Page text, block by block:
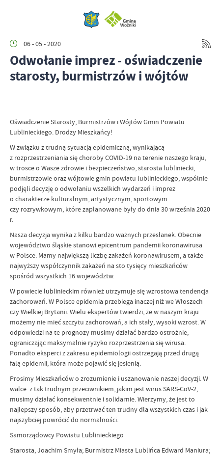
06 - 05 - 2020
Odwołanie imprez - oświadczenie
starosty, burmistrzów i wójtów
Oświadczenie Starosty, Burmistrzów i Wójtów Gmin Powiatu
Lublinieckiego. Drodzy Mieszkańcy!
W związku z trudną sytuacją epidemiczną, wynikającą
z rozprzestrzeniania się choroby COVID-19 na terenie naszego kraju,
w trosce o Wasze zdrowie i bezpieczeństwo, starosta lubliniecki,
burmistrzowie oraz wójtowie gmin powiatu lublinieckiego, wspólnie
podjęli decyzję o odwołaniu wszelkich wydarzeń i imprez
o charakterze kulturalnym, artystycznym, sportowym
czy rozrywkowym, które zaplanowane były do dnia 30 września 2020
r.
Nasza decyzja wynika z kilku bardzo ważnych przesłanek. Obecnie
województwo śląskie stanowi epicentrum pandemii koronawirusa
w Polsce. Mamy największą liczbę zakażeń koronawirusem, a także
najwyższy współczynnik zakażeń na sto tysięcy mieszkańców
spośród wszystkich 16 województw.
W powiecie lublinieckim również utrzymuje się wzrostowa tendencja
zachorowań. W Polsce epidemia przebiega inaczej niż we Włoszech
czy Wielkiej Brytanii. Wielu ekspertów twierdzi, że w naszym kraju
możemy nie mieć szczytu zachorowań, a ich stały, wysoki wzrost. W
odpowiedzi na te prognozy musimy działać bardzo ostrożnie,
ograniczając maksymalnie ryzyko rozprzestrzenia się wirusa.
Ponadto eksperci z zakresu epidemiologii ostrzegają przed drugą
falą epidemii, która może pojawić się jesienią.
Prosimy Mieszkańców o zrozumienie i uszanowanie naszej decyzji. W
walce z tak trudnym przeciwnikiem, jakim jest wirus SARS-CoV-2,
musimy działać konsekwentnie i solidarnie. Wierzymy, że jest to
najlepszy sposób, aby przetrwać ten trudny dla wszystkich czas i jak
najszybciej powrócić do normalności.
Samorządowcy Powiatu Lublinieckiego
Starosta, Joachim Smyła; Burmistrz Miasta Lublińca Edward Maniura;